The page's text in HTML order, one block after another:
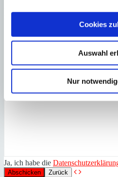
Cookies
Auswahl
Nur
in ruhiger Lage mit Top-
Ja, ich habe die
Zurück